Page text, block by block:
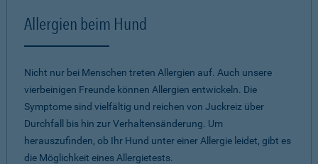
Allergien beim Hund
Nicht nur bei Menschen treten Allergien auf. Auch unsere
vierbeinigen Freunde können Allergien entwickeln. Die
Symptome sind vielfältig und reichen von Juckreiz über
Durchfall bis hin zur Verhaltensänderung. Um
herauszufinden, ob Ihr Hund unter einer Allergie leidet, gibt es
die Möglichkeit eines Allergietests.